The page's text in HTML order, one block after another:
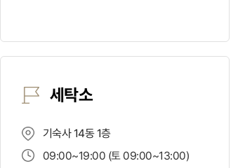
세탁소
기숙사 14동 1층
09:00~19:00 (토 09:00~13:00)